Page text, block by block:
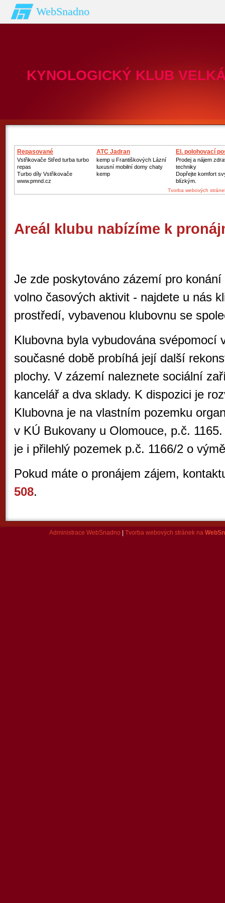
WebSnadno
KYNOLOGICKÝ KLUB
Repasované
Turbodmychadlo
Vstřikovače Střed turba turbo
repas
Turbo díly Vstřikovače
www.pmnd.cz
ATC Jadran
kemp u Františkových Lázní
luxusní mobilní domy chaty
kemp
El. polohovací
Prodej a nájem
techniky
Dopřejte komfort
blízkým.
Tvorba webových
Areál klubu nabízíme k
Je zde poskytováno zázemí pro
volno časových aktivit - najdete u nás
prostředí, vybavenou klubovnu se
Klubovna byla vybudována svépomocí
současné době probíhá její další
plochy. V zázemí naleznete sociální
kancelář a dva sklady. K dispozici je
Klubovna je na vlastním pozemku
v KÚ Bukovany u Olomouce, p.č.
je i přilehlý pozemek p.č. 1166/2 o
Pokud máte o pronájem zájem,
508.
Administrace WebSnadno Tvorba webových stránek na